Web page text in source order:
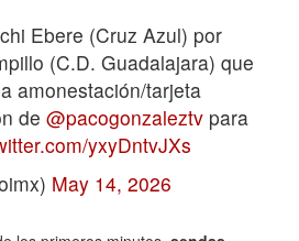
Ebere (Cruz Azul) por
(C.D. Guadalajara) que
amonestación/tarjeta
de @pacogonzaleztv para
yxyDntvJXs
May 14, 2026